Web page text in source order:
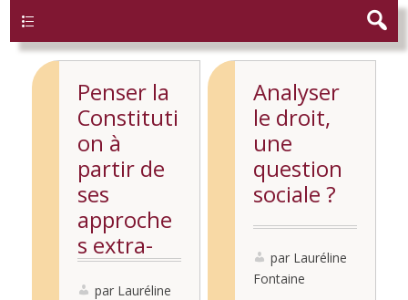
Penser la
Constituti
on à
partir de
ses
approche
s extra-
juridiques
par Lauréline
Analyser
le droit,
une
question
sociale ?
par Lauréline
Fontaine